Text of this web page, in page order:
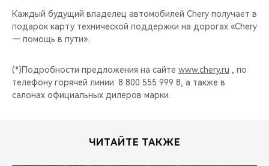
Каждый будущий владелец автомобилей Chery получает в
подарок карту технической поддержки на дорогах «Chery
— помощь в пути».
(*)Подробности предложения на сайте www.chery.ru , по
телефону горячей линии: 8 800 555 999 8, а также в
салонах официальных дилеров марки.
ЧИТАЙТЕ ТАКЖЕ